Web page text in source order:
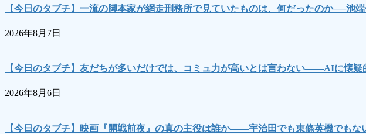
【今日のタブチ】一流の脚本家が網走刑務所で見ていたものは、何だったのか──池
2026年8月7日
【今日のタブチ】友だちが多いだけでは、コミュ力が高いとは言わない――AIに懐
2026年8月6日
【今日のタブチ】映画『開戦前夜』の真の主役は誰か――宇治田でも東條英機でも